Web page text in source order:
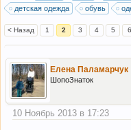
детская одежда
обувь
< Назад 1 2 3 4 5 6
Елена Паламарчук
ШопоЗнаток
10 Ноябрь 2013 в 17:23